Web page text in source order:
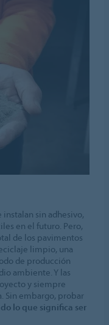
instalan sin adhesivo,
en el futuro. Pero,
de los pavimentos
limpio, una
de producción
ambiente. Y las
y siempre
Sin embargo, probar
lo que significa ser